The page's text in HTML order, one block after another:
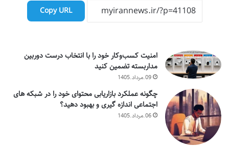
Copy URL
امنیت کسب‌وکار خود را با انتخاب درست دوربین
مداربسته تضمین کنید
09.مرداد.1405
چگونه عملکرد بازاریابی محتوای خود را در شبکه های
اجتماعی اندازه گیری و بهبود دهید؟
06.مرداد.1405